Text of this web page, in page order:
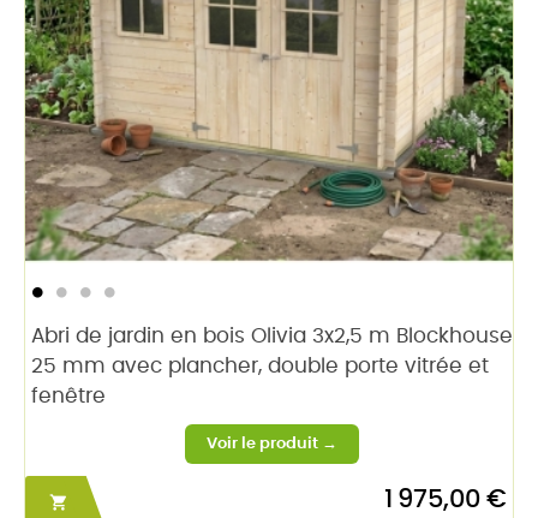
Abri de jardin en bois Olivia 3x2,5 m Blockhouse
25 mm avec plancher, double porte vitrée et
fenêtre
 1 975,00 €